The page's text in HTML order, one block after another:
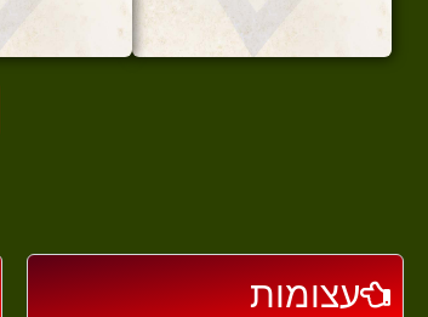
עצומות